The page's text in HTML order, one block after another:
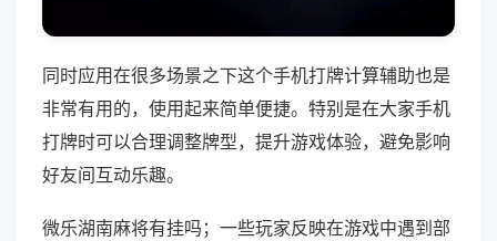
同时应用在很多场景之下这个手机打牌计算辅助也是
非常有用的，使用起来简单便捷。特别是在大家手机
打牌时可以合理调整牌型，提升游戏体验，避免影响
好友间互动乐趣。
微乐湖南麻将有挂吗；一些玩家反映在游戏中遇到部